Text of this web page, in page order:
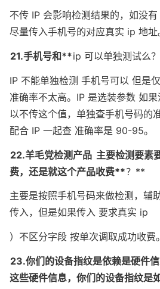
不传 IP 会影响检测结果的，如没
尽量传入手机号的对应真实 ip 地址
21.手机号和**ip 可以单独测试么
IP 不能单独检测 手机号可以 但是
准确率不太高。IP 是选装参数 如
以不传这个值，单独查手机号码的
配合 IP 一起查 准确率是 90-95。
22.羊毛党检测产品 主要检测要素
费，还是就这个产品收费**？**
主要是按照手机号码来做检测，辅
传入，但是如果传入 要求真实 ip
）不区分字段 按单次调取成功收费。
23.你们的设备指纹是依赖是硬件
这些硬件信息，你们的设备指纹是